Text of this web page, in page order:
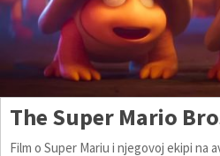
The Super Mario
Film o Super Mariu i njegovoj ekipi na